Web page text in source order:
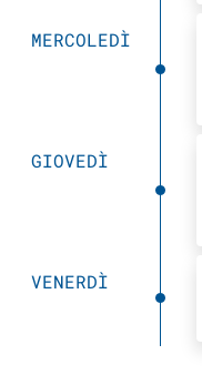
MERCOLEDÌ
GIOVEDÌ
VENERDÌ